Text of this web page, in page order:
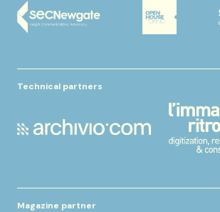
Technical partners
Magazine partner